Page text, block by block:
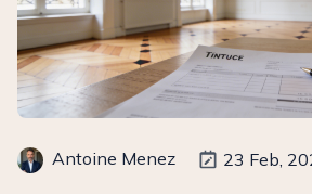
Antoine Menez 23 Feb,